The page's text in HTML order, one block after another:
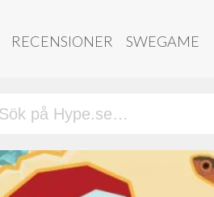
RECENSIONER SWEGAME